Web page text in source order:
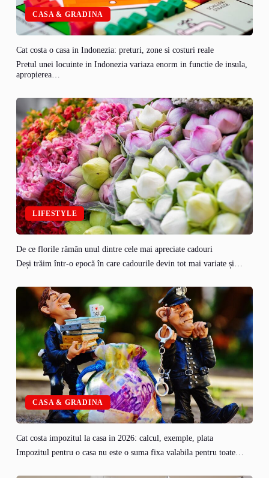
CASA & GRADINA
Cat costa o casa in Indonezia: preturi, zone si costuri reale
Pretul unei locuinte in Indonezia variaza enorm in functie de insula,
apropierea…
LIFESTYLE
De ce florile rămân unul dintre cele mai apreciate cadouri
Deși trăim într-o epocă în care cadourile devin tot mai variate și…
CASA & GRADINA
Cat costa impozitul la casa in 2026: calcul, exemple, plata
Impozitul pentru o casa nu este o suma fixa valabila pentru toate…